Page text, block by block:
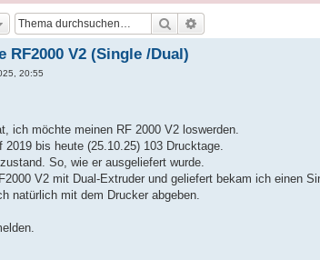
Suche
RF2000 V2 (Single /Dual)
20:55
ich möchte meinen RF 2000 V2 loswerden.
2019 bis heute (25.10.25) 103 Drucktage.
So, wie er ausgeliefert wurde.
V2 mit Dual-Extruder und geliefert bekam ich einen
natürlich mit dem Drucker abgeben.